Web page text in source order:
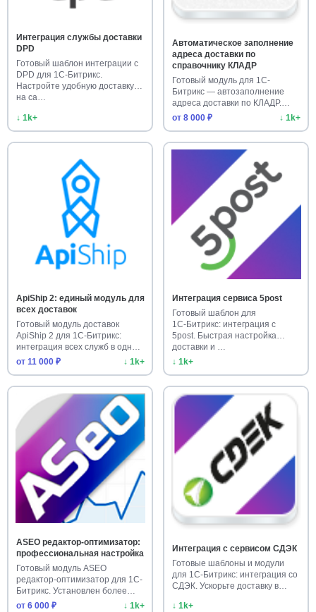
Интеграция службы доставки
DPD
Готовый шаблон интеграции с
DPD для 1С-Битрикс.
Настройте удобную доставку
на са…
↓ 1k+
Автоматическое заполнение
адреса доставки по
справочнику КЛАДР
Готовый модуль для 1С-
Битрикс — автозаполнение
адреса доставки по КЛАДР.
Ускорьт…
от 8 000 ₽ ↓ 1k+
ApiShip 2: единый модуль для
всех доставок
Готовый модуль доставок
ApiShip 2 для 1С-Битрикс:
интеграция всех служб в одном
…
от 11 000 ₽ ↓ 1k+
Интеграция сервиса 5post
Готовый шаблон для
1С‑Битрикс: интеграция с
5post. Быстрая настройка
доставки и …
↓ 1k+
ASEO редактор-оптимизатор:
профессиональная настройка
Готовый модуль ASEO
редактор-оптимизатор для 1С-
Битрикс. Установлен более
1000 р…
от 6 000 ₽ ↓ 1k+
Интеграция с сервисом СДЭК
Готовые шаблоны и модули
для 1С-Битрикс: интеграция со
СДЭК. Ускорьте доставку в…
↓ 1k+